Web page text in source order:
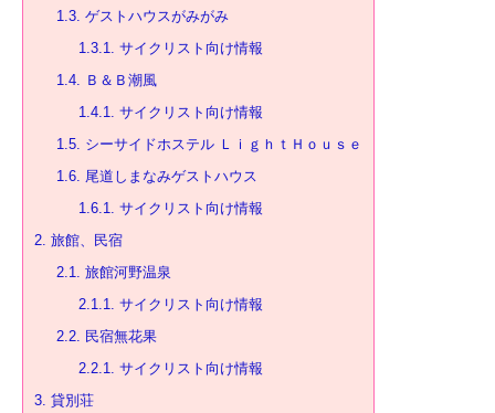
1.3. ゲストハウスがみがみ
1.3.1. サイクリスト向け情報
1.4. Ｂ＆Ｂ潮風
1.4.1. サイクリスト向け情報
1.5. シーサイドホステル ＬｉｇｈｔＨｏｕｓｅ
1.6. 尾道しまなみゲストハウス
1.6.1. サイクリスト向け情報
2. 旅館、民宿
2.1. 旅館河野温泉
2.1.1. サイクリスト向け情報
2.2. 民宿無花果
2.2.1. サイクリスト向け情報
3. 貸別荘